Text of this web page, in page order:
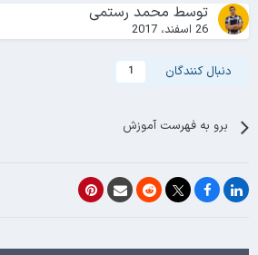
توسط محمد رستمی
26 اسفند، 2017
دنبال کنندگان 1
برو به فهرست آموزش